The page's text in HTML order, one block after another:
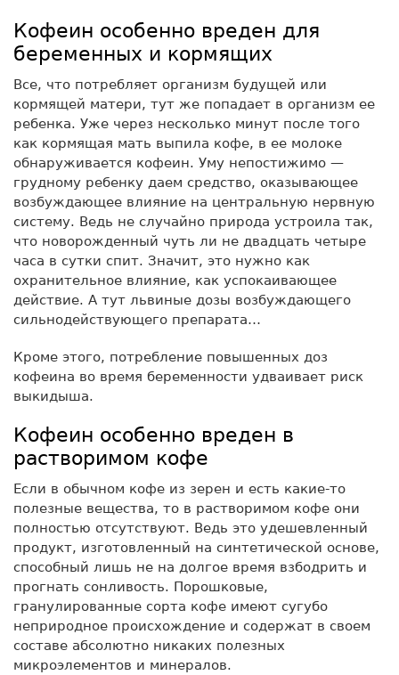
Кофеин особенно вреден для
беременных и кормящих
Все, что потребляет организм будущей или
кормящей матери, тут же попадает в организм ее
ребенка. Уже через несколько минут после того
как кормящая мать выпила кофе, в ее молоке
обнаруживается кофеин. Уму непостижимо —
грудному ребенку даем средство, оказывающее
возбуждающее влияние на центральную нервную
систему. Ведь не случайно природа устроила так,
что новорожденный чуть ли не двадцать четыре
часа в сутки спит. Значит, это нужно как
охранительное влияние, как успокаивающее
действие. А тут львиные дозы возбуждающего
сильнодействующего препарата…
Кроме этого, потребление повышенных доз
кофеина во время беременности удваивает риск
выкидыша.
Кофеин особенно вреден в
растворимом кофе
Если в обычном кофе из зерен и есть какие-то
полезные вещества, то в растворимом кофе они
полностью отсутствуют. Ведь это удешевленный
продукт, изготовленный на синтетической основе,
способный лишь не на долгое время взбодрить и
прогнать сонливость. Порошковые,
гранулированные сорта кофе имеют сугубо
неприродное происхождение и содержат в своем
составе абсолютно никаких полезных
микроэлементов и минералов.